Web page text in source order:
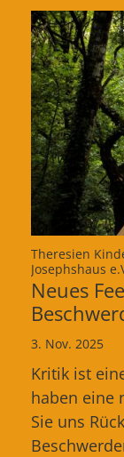
Theresien
Josephshaus
Neues
3. Nov. 2025
Kritik ist
haben eine
Sie uns